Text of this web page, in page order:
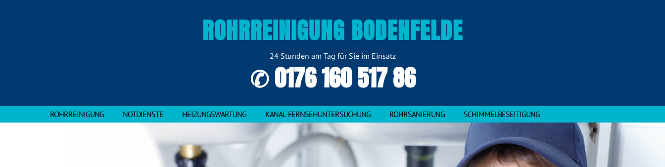
ROHRREINIGUNG BODENFELDE
24 Stunden am Tag für Sie im Einsatz
✆ 0176 160 517 86
ROHRREINIGUNG NOTDIENSTE HEIZUNGSWARTUNG KANAL-FERNSEHUNTERSUCHUNG ROHRSANIERUNG SCHIMMELBESEITIGUNG